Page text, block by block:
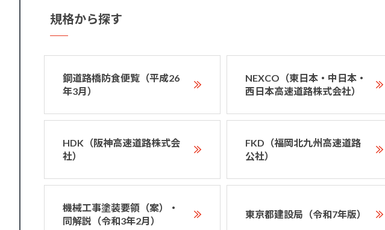
規格から探す
鋼道路橋防食便覧（平成26
年3月）
NEXCO（東日本・中日本・
西日本高速道路株式会社）
HDK（阪神高速道路株式会
社）
FKD（福岡北九州高速道路
公社）
機械工事塗装要領（案）・
同解説（令和3年2月）
東京都建設局（令和7年版）